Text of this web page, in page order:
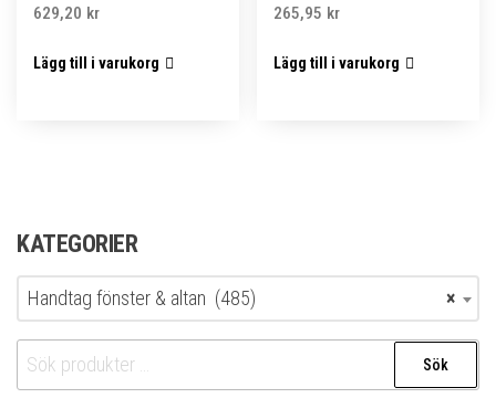
629,20 kr
Lägg till i varukorg
265,95 kr
Lägg till i varukorg
KATEGORIER
×
Handtag fönster & altan (485)
Sök
efter:
Sök